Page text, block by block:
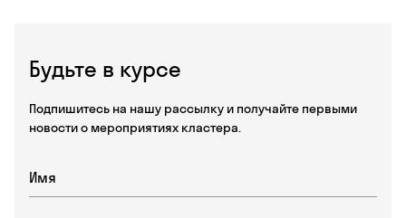
Будьте в курсе
Подпишитесь на нашу рассылку и получайте первыми
новости о мероприятиях кластера.